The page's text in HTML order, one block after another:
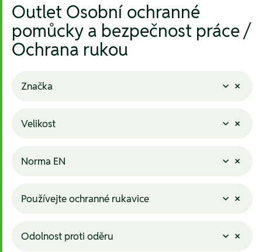
Outlet Osobní ochranné
pomůcky a bezpečnost práce /
Ochrana rukou
Značka
Velikost
Norma EN
Používejte ochranné rukavice
Odolnost proti oděru